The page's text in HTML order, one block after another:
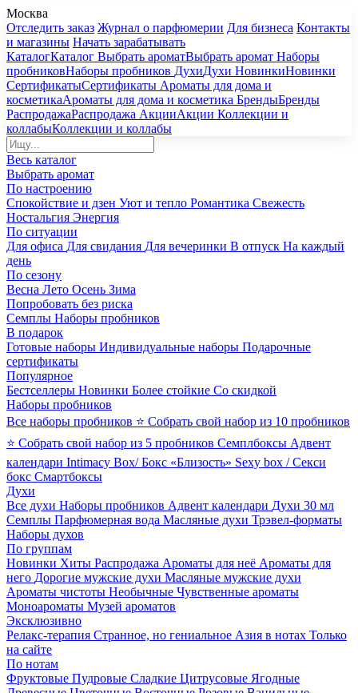
Москва
Отследить заказ Журнал о парфюмерии Для бизнеса Контакты
и магазины Начать зарабатывать
КаталогКаталог Выбрать ароматВыбрать аромат Наборы
пробниковНаборы пробников ДухиДухи НовинкиНовинки
СертификатыСертификаты Ароматы для дома и
косметикаАроматы для дома и косметика БрендыБренды
РаспродажаРаспродажа АкцииАкции Коллекции и
коллабыКоллекции и коллабы
Весь каталог
Выбрать аромат
По настроению
Спокойствие и дзен Уют и тепло Романтика Свежесть
Ностальгия Энергия
По ситуации
Для офиса Для свидания Для вечеринки В отпуск На каждый
день
По сезону
Весна Лето Осень Зима
Попробовать без риска
Семплы Наборы пробников
В подарок
Готовые наборы Индивидуальные наборы Подарочные
сертификаты
Популярное
Бестселлеры Новинки Более стойкие Со скидкой
Наборы пробников
Все наборы пробников ⭐ Собрать свой набор из 10 пробников
⭐ Собрать свой набор из 5 пробников Семплбоксы Адвент
календари Intimacy Box/ Бокс «Близость» Sexy box / Секси
бокс Смартбоксы
Духи
Все духи Наборы пробников Адвент календари Духи 30 мл
Семплы Парфюмерная вода Масляные духи Трэвел-форматы
Наборы духов
По группам
Новинки Хиты Распродажа Ароматы для неё Ароматы для
него Дорогие мужские духи Масляные мужские духи
Ароматы чистоты Необычные Чувственные ароматы
Моноароматы Музей ароматов
Эксклюзивно
Релакс-терапия Странное, но гениальное Азия в нотах Только
на сайте
По нотам
Фруктовые Пудровые Сладкие Цитрусовые Ягодные